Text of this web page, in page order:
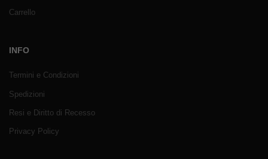
Carrello
INFO
Termini e Condizioni
Spedizioni
Resi e Diritto di Recesso
Privacy Policy